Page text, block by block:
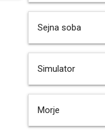
Sejna soba
Simulator
Morje